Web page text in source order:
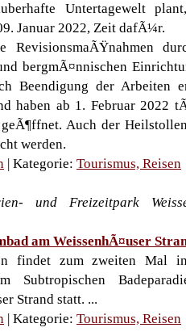
Untertagewelt
Januar 2022, Zeit dafÃ¼r.
RevisionsmaÃŸnahmen
bergmÃ¤nnischen
Beendigung der Arbeiten
haben ab 1. Februar 2022
Auch der
werden.
| Kategorie: Tourismus, Reisen
und Freizeitpark
am WeissenhÃ¤user
findet zum zweiten Mal
Subtropischen
Strand statt. ...
| Kategorie: Tourismus, Reisen